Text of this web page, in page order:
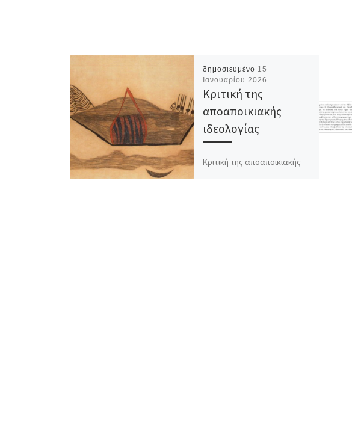
δημοσιευμένο 15
Ιανουαρίου 2026
Κριτική της
αποαποικιακής
ιδεολογίας
Κριτική της αποαποικιακής